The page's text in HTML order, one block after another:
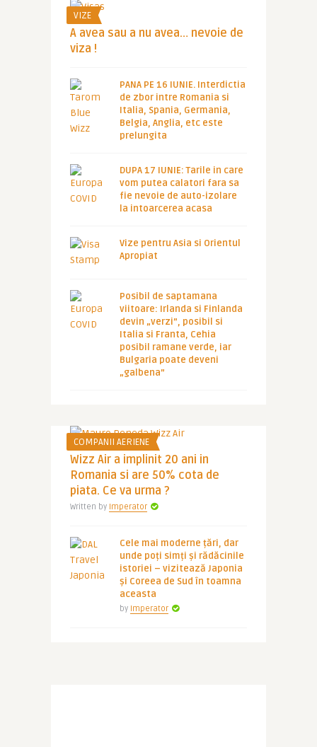
VIZE
A avea sau a nu avea… nevoie de
viza !
PANA PE 16 IUNIE. Interdictia
de zbor intre Romania si
Italia, Spania, Germania,
Belgia, Anglia, etc este
prelungita
DUPA 17 IUNIE: Tarile in care
vom putea calatori fara sa
fie nevoie de auto-izolare
la intoarcerea acasa
Vize pentru Asia si Orientul
Apropiat
Posibil de saptamana
viitoare: Irlanda si Finlanda
devin „verzi”, posibil si
Italia si Franta, Cehia
posibil ramane verde, iar
Bulgaria poate deveni
„galbena”
COMPANII AERIENE
Wizz Air a implinit 20 ani in
Romania si are 50% cota de
piata. Ce va urma ?
Written by Imperator
Cele mai moderne țări, dar
unde poți simți și rădăcinile
istoriei – vizitează Japonia
și Coreea de Sud în toamna
aceasta
by Imperator